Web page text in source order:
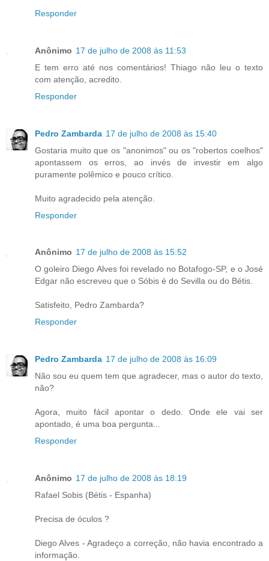
Responder
Anônimo 17 de julho de 2008 às 11:53
E tem erro até nos comentários! Thiago não leu o texto
com atenção, acredito.
Responder
Pedro Zambarda 17 de julho de 2008 às 15:40
Gostaria muito que os "anonimos" ou os "robertos coelhos"
apontassem os erros, ao invés de investir em algo
puramente polêmico e pouco crítico.
Muito agradecido pela atenção.
Responder
Anônimo 17 de julho de 2008 às 15:52
O goleiro Diego Alves foi revelado no Botafogo-SP, e o José
Edgar não escreveu que o Sóbis é do Sevilla ou do Bétis.
Satisfeito, Pedro Zambarda?
Responder
Pedro Zambarda 17 de julho de 2008 às 16:09
Não sou eu quem tem que agradecer, mas o autor do texto,
não?
Agora, muito fácil apontar o dedo. Onde ele vai ser
apontado, é uma boa pergunta...
Responder
Anônimo 17 de julho de 2008 às 18:19
Rafael Sobis (Bétis - Espanha)
Precisa de óculos ?
Diego Alves - Agradeço a correção, não havia encontrado a
informação.